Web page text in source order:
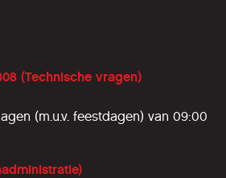
(Technische vragen)
(m.u.v. feestdagen) van 09:00